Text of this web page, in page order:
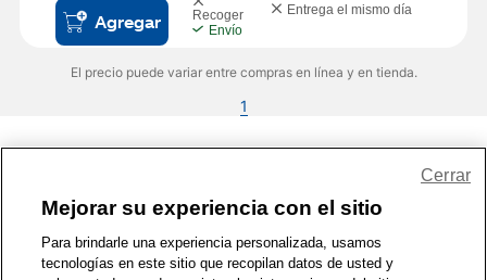
Agregar Recoger
Entrega el mismo día
Envío
El precio puede variar entre compras en línea y en tienda.
1
1-800-679-9691 | Contáctenos | Términos de Uso | Accesibilidad
Política de Privacidad | WA Privacy Policy | Mapa del sitio
Mejorar su experiencia con el sitio
Para brindarle una experiencia personalizada, usamos
tecnologías en este sitio que recopilan datos de usted y
Cerrar